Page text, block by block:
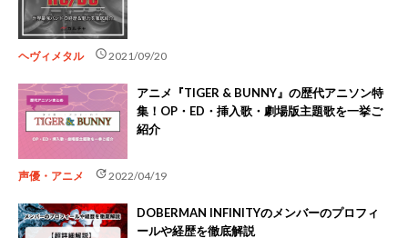
ヘヴィメタル schedule2021/09/20
アニメ『TIGER & BUNNY』の歴代アニソン特
集！OP・ED・挿入歌・劇場版主題歌を一挙ご
紹介
声優・アニメ update2022/04/19
DOBERMAN INFINITYのメンバーのプロフィ
ールや経歴を徹底解説